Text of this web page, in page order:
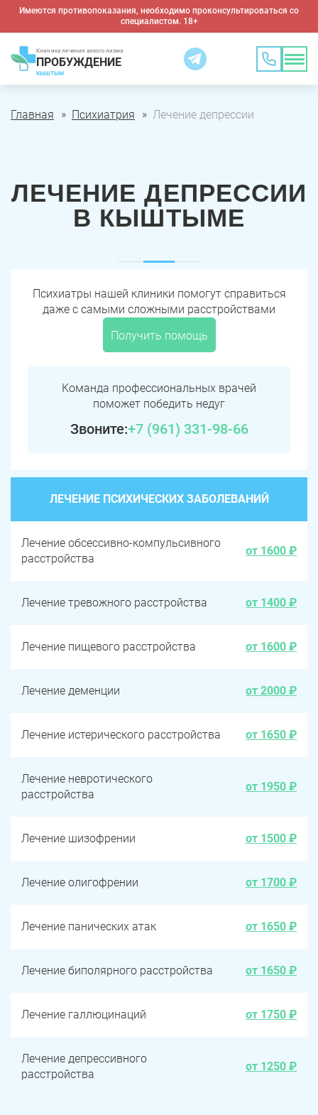
Имеются противопоказания, необходимо проконсультироваться со
специалистом. 18+
Клиника лечения алкоголизма
ПРОБУЖДЕНИЕ
КЫШТЫМ
Главная Психиатрия Лечение депрессии
ЛЕЧЕНИЕ ДЕПРЕССИИ
В КЫШТЫМЕ
Психиатры нашей клиники помогут справиться
даже с самыми сложными расстройствами
Получить помощь
Команда профессиональных врачей
поможет победить недуг
Звоните:+7 (961) 331-98-66
ЛЕЧЕНИЕ ПСИХИЧЕСКИХ ЗАБОЛЕВАНИЙ
Лечение обсессивно-компульсивного
расстройства
от 1600 ₽
Лечение тревожного расстройства от 1400 ₽
Лечение пищевого расстройства от 1600 ₽
Лечение деменции от 2000 ₽
Лечение истерического расстройства от 1650 ₽
Лечение невротического
расстройства
от 1950 ₽
Лечение шизофрении от 1500 ₽
Лечение олигофрении от 1700 ₽
Лечение панических атак от 1650 ₽
Лечение биполярного расстройства от 1650 ₽
Лечение галлюцинаций от 1750 ₽
Лечение депрессивного
расстройства
от 1250 ₽